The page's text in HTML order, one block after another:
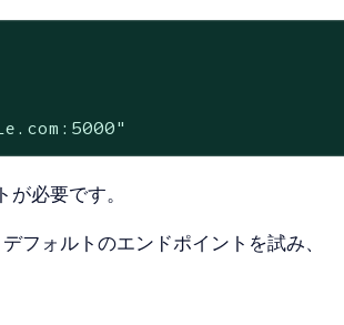
必要です。
フォルトのエンドポイントを試み、